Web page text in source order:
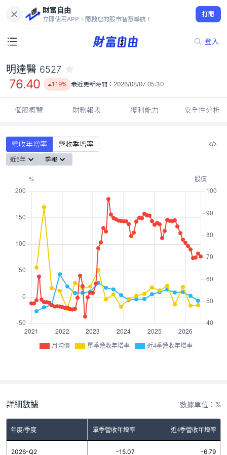
財富自由
立即使用APP，開啟您的股市智慧導航！
打開
登入
76.40
1.19%
明達醫 6527
76.40 1.19% 最近更新時間： 2026/08/07 05:30
個股概覽 財務報表 獲利能力 安全性分析
營收年增率 營收季增率
近5年 季報
月均價 單季營收年增率 近4季營收年增率
詳細數據 數據單位：%
年度/季度 單季營收年增率 近4季營收年增率
2026-Q2 -15.07 -6.79